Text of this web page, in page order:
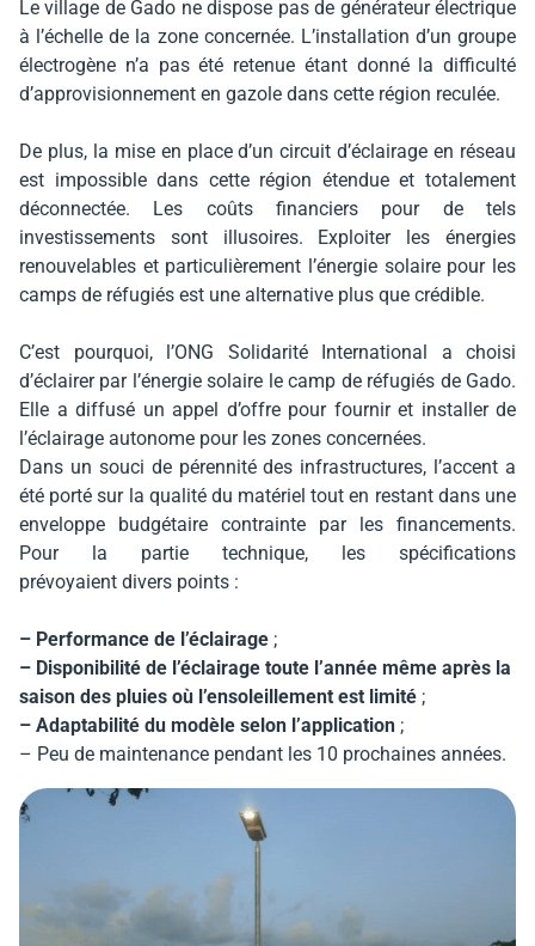
Le village de Gado ne dispose pas de générateur électrique
à l’échelle de la zone concernée. L’installation d’un groupe
électrogène n’a pas été retenue étant donné la difficulté
d’approvisionnement en gazole dans cette région reculée.
De plus, la mise en place d’un circuit d’éclairage en réseau
est impossible dans cette région étendue et totalement
déconnectée. Les coûts financiers pour de tels
investissements sont illusoires. Exploiter les énergies
renouvelables et particulièrement l’énergie solaire pour les
camps de réfugiés est une alternative plus que crédible.
C’est pourquoi, l’ONG Solidarité International a choisi
d’éclairer par l’énergie solaire le camp de réfugiés de Gado.
Elle a diffusé un appel d’offre pour fournir et installer de
l’éclairage autonome pour les zones concernées.
Dans un souci de pérennité des infrastructures, l’accent a
été porté sur la qualité du matériel tout en restant dans une
enveloppe budgétaire contrainte par les financements.
Pour la partie technique, les spécifications
prévoyaient divers points :
– Performance de l’éclairage ;
– Disponibilité de l’éclairage toute l’année même après la
saison des pluies où l’ensoleillement est limité ;
– Adaptabilité du modèle selon l’application ;
– Peu de maintenance pendant les 10 prochaines années.